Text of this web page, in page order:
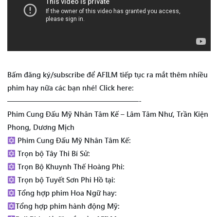
Bấm đăng ký/subscribe để AFILM tiếp tục ra mắt thêm nhiều
phim hay nữa các bạn nhé! Click here:
——————————————————-
Phim Cung Đấu Mỹ Nhân Tâm Kế – Lâm Tâm Như, Trần Kiện
Phong, Dương Mịch
Phim Cung Đấu Mỹ Nhân Tâm Kế:
Trọn bộ Tây Thi Bí Sử:
Trọn Bộ Khuynh Thế Hoàng Phi:
Trọn bộ Tuyết Sơn Phi Hồ tại:
Tổng hợp phim Hoa Ngữ hay:
Tổng hợp phim hành động Mỹ: